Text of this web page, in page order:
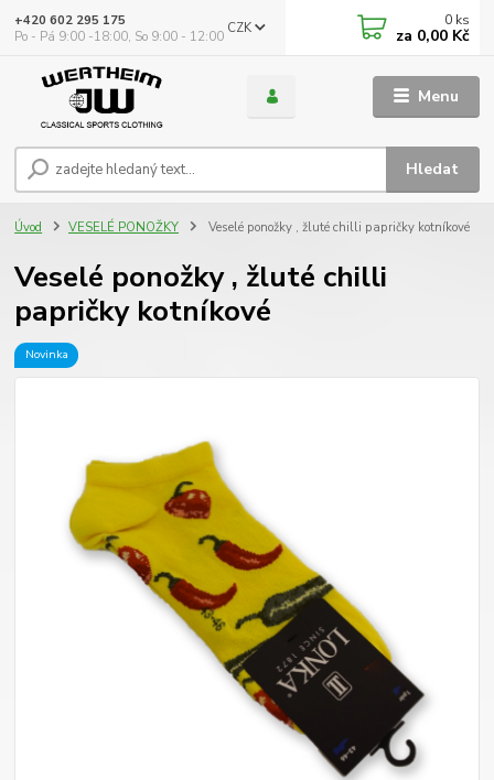
Menu
CZK
Hledat
+420 602 295 175
Po - Pá 9:00 -18:00, So 9:00 - 12:00
0 ks
za 0,00 Kč
Úvod VESELÉ PONOŽKY Veselé ponožky , žluté chilli papričky kotníkové
Veselé ponožky , žluté chilli
papričky kotníkové
Novinka